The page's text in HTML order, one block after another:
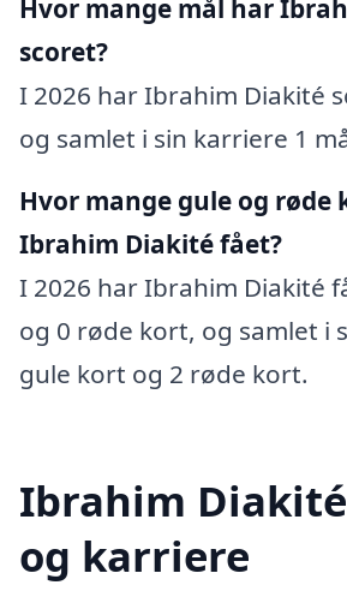
Hvor mange mål har
scoret?
I 2026 har Ibrahim Diakité
og samlet i sin karriere 1
Hvor mange gule og røde
Ibrahim Diakité fået?
I 2026 har Ibrahim Diakité
og 0 røde kort, og samlet i
gule kort og 2 røde kort.
Ibrahim
og karriere